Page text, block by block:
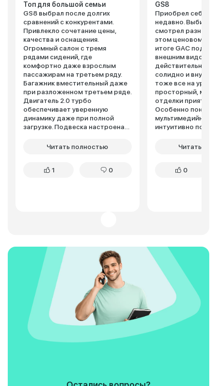
Топ для большой семьи
GS8 выбрал после долгих
сравнений с конкурентами.
Привлекло сочетание цены,
качества и оснащения.
Огромный салон с тремя
рядами сидений, где
комфортно даже взрослым
пассажирам на третьем ряду.
Багажник вместительный даже
при разложенном третьем ряде.
Двигатель 2.0 турбо
обеспечивает уверенную
динамику даже при полной
загрузке. Подвеска настроена
отрабатывает хорошо.
вентиляция сидений,
GS8 отличный выбор.
Читать полностью
1 0
GS8
Приобрел себе
недавно.
смотрел разные
этом ценовом
итоге GAC
внешним видом.
действительно
солидно и
тоже все на
просторный,
отделки
Особенно
мультимедийная
интуитивно
хорошая, в
что-то
мере
Читать
0